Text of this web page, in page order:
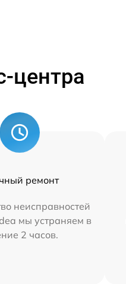
центра
ремонт
неисправностей
мы устраняем в
2 часов.